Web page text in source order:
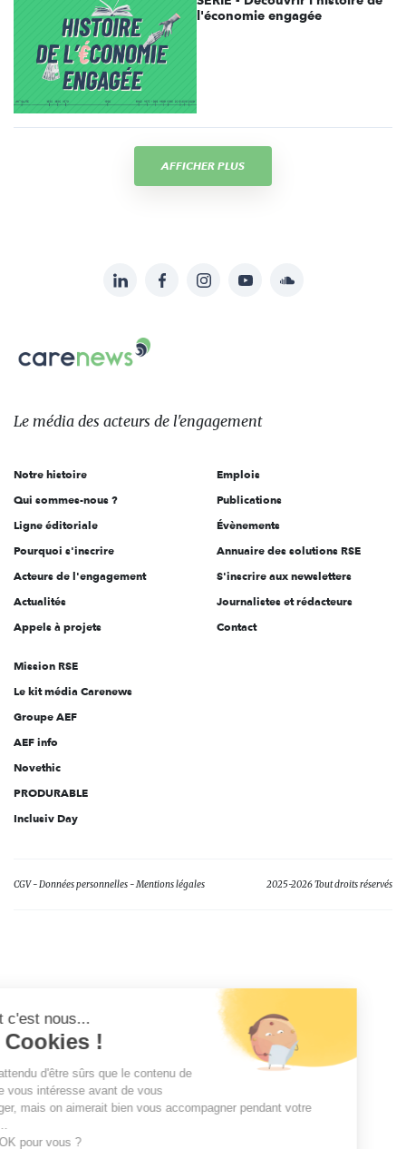
l'économie engagée
AFFICHER PLUS
sur:
LinkedInFacebookInstagramYouTubeSoundcloud
Le
des
l'engagement
Le média des acteurs de l'engagement
Notre histoire
Qui sommes-nous ?
Ligne éditoriale
Pourquoi s'inscrire
Acteurs de l'engagement
Actualités
Appels à projets
Emplois
Publications
Évènements
Annuaire des solutions RSE
S'inscrire aux newsletters
Journalistes et rédacteurs
Contact
Mission RSE
Le kit média Carenews
Groupe AEF
AEF info
Novethic
PRODURABLE
Inclusiv Day
CGV Données personnelles Mentions légales 2025-2026 Tout droits réservés
Salut c'est nous...
les Cookies !
On a attendu d'être sûrs que le contenu de
ce site vous intéresse avant de vous
déranger, mais on aimerait bien vous accompagner pendant votre
C'est OK pour vous ?